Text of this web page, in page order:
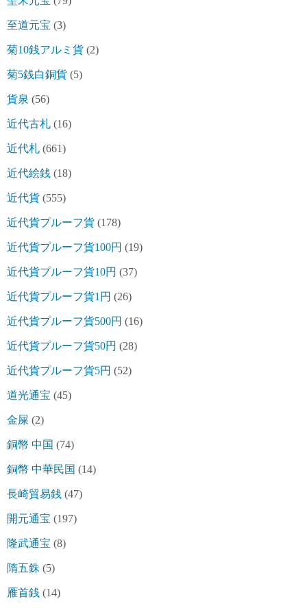
至道元宝 (3)
菊10銭アルミ貨 (2)
菊5銭白銅貨 (5)
貨泉 (56)
近代古札 (16)
近代札 (661)
近代絵銭 (18)
近代貨 (555)
近代貨プルーフ貨 (178)
近代貨プルーフ貨100円 (19)
近代貨プルーフ貨10円 (37)
近代貨プルーフ貨1円 (26)
近代貨プルーフ貨500円 (16)
近代貨プルーフ貨50円 (28)
近代貨プルーフ貨5円 (52)
道光通宝 (45)
金屎 (2)
銅幣 中国 (74)
銅幣 中華民国 (14)
長崎貿易銭 (47)
開元通宝 (197)
隆武通宝 (8)
隋五銖 (5)
雁首銭 (14)